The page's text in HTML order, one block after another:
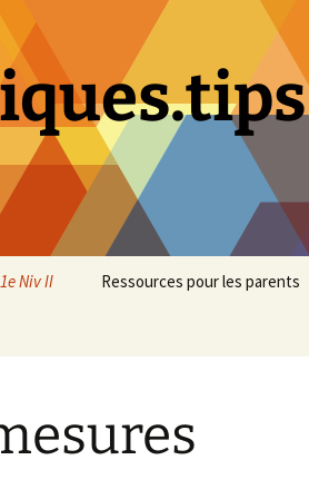
Niv II
ES – Figures
planes
Ressources pour les parents